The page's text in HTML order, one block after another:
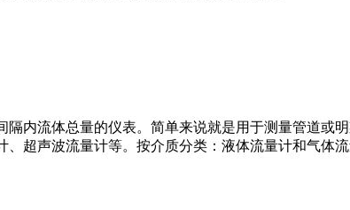
内流体总量的仪表。简单来说就是用于测量管道或
超声波流量计等。按介质分类：液体流量计和气体流